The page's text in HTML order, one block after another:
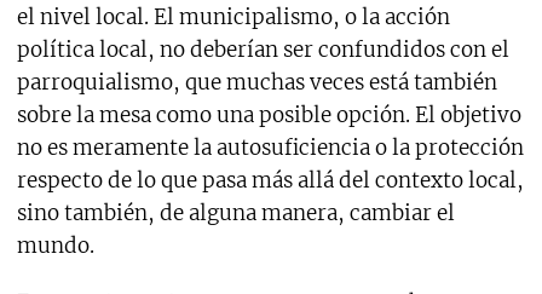
el nivel local. El municipalismo, o la acción
política local, no deberían ser confundidos con el
parroquialismo, que muchas veces está también
sobre la mesa como una posible opción. El objetivo
no es meramente la autosuficiencia o la protección
respecto de lo que pasa más allá del contexto local,
sino también, de alguna manera, cambiar el
mundo.